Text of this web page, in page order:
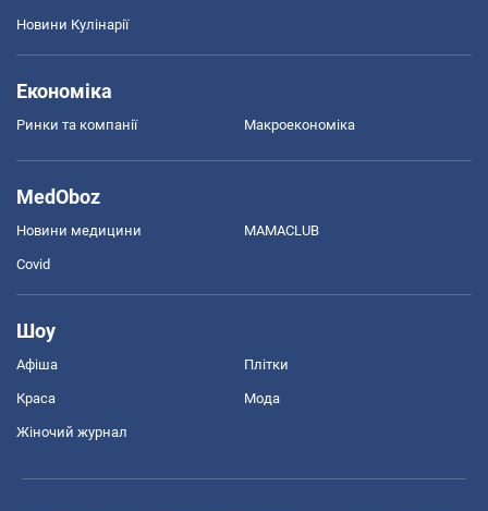
Новини Кулінарії
Економіка
Ринки та компанії Макроекономіка
MedOboz
Новини медицини MAMACLUB
Covid
Шоу
Афіша Плітки
Краса Мода
Жіночий журнал